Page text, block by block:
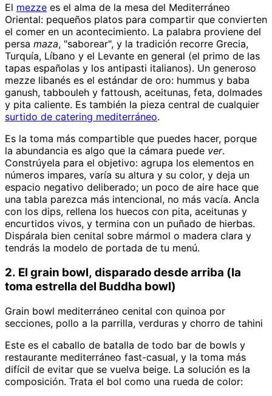
El mezze es el alma de la mesa del Mediterráneo
Oriental: pequeños platos para compartir que convierten
el comer en un acontecimiento. La palabra proviene del
persa maza, "saborear", y la tradición recorre Grecia,
Turquía, Líbano y el Levante en general (el primo de las
tapas españolas y los antipasti italianos). Un generoso
mezze libanés es el estándar de oro: hummus y baba
ganush, tabbouleh y fattoush, aceitunas, feta, dolmades
y pita caliente. Es también la pieza central de cualquier
surtido de catering mediterráneo.
Es la toma más compartible que puedes hacer, porque
la abundancia es algo que la cámara puede ver.
Constrúyela para el objetivo: agrupa los elementos en
números impares, varía su altura y su color, y deja un
espacio negativo deliberado; un poco de aire hace que
una tabla parezca más intencional, no más vacía. Ancla
con los dips, rellena los huecos con pita, aceitunas y
encurtidos vivos, y termina con un puñado de hierbas.
Dispárala bien cenital sobre mármol o madera clara y
tendrás la modelo de portada de tu menú.
2. El grain bowl, disparado desde arriba (la
toma estrella del Buddha bowl)
Grain bowl mediterráneo cenital con quinoa por
secciones, pollo a la parrilla, verduras y chorro de tahini
Este es el caballo de batalla de todo bar de bowls y
restaurante mediterráneo fast-casual, y la toma más
difícil de evitar que se vuelva beige. La solución es la
composición. Trata el bol como una rueda de color: